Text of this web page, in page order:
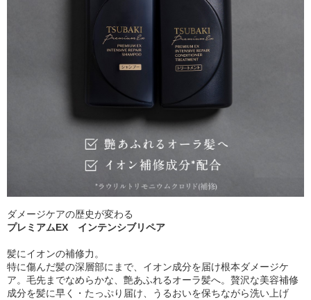
ダメージケアの歴史が変わる
プレミアムEX インテンシブリペア
髪にイオンの補修力。
特に傷んだ髪の深層部にまで、イオン成分を届け根本ダメージケ
ア。毛先までなめらかな、艶あふれるオーラ髪へ。贅沢な美容補修
成分を髪に早く・たっぷり届け、うるおいを保ちながら洗い上げ